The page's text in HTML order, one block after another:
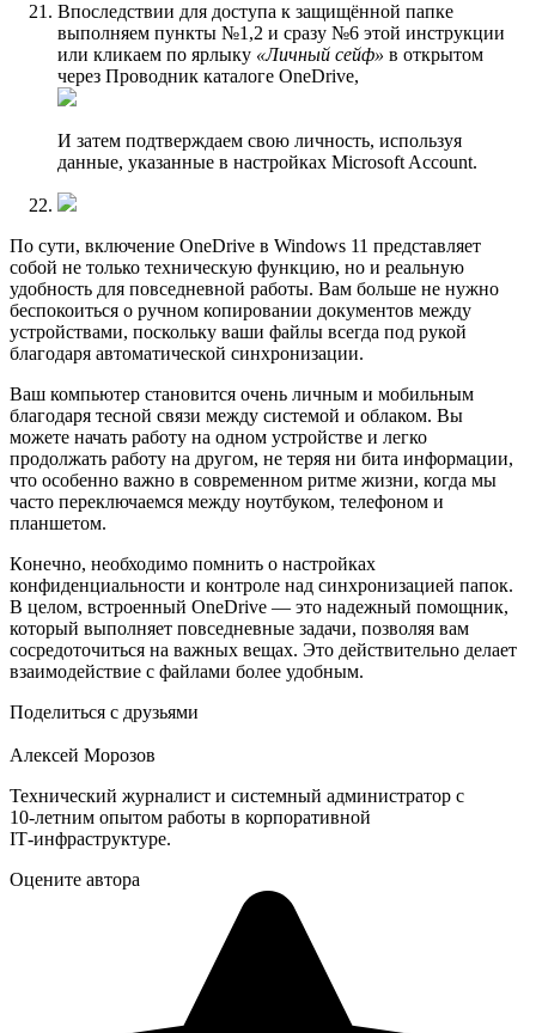
Впоследствии для доступа к защищённой папке
выполняем пункты №1,2 и сразу №6 этой инструкции
или кликаем по ярлыку «Личный сейф» в открытом
через Проводник каталоге OneDrive,
И затем подтверждаем свою личность, используя
данные, указанные в настройках Microsoft Account.
По сути, включение OneDrive в Windows 11 представляет
собой не только техническую функцию, но и реальную
удобность для повседневной работы. Вам больше не нужно
беспокоиться о ручном копировании документов между
устройствами, поскольку ваши файлы всегда под рукой
благодаря автоматической синхронизации.
Ваш компьютер становится очень личным и мобильным
благодаря тесной связи между системой и облаком. Вы
можете начать работу на одном устройстве и легко
продолжать работу на другом, не теряя ни бита информации,
что особенно важно в современном ритме жизни, когда мы
часто переключаемся между ноутбуком, телефоном и
планшетом.
Кoнечно, необходимо помнить о настройках
конфиденциальности и контроле над синхронизацией папок.
В целом, встроенный OneDrive — это надежный помощник,
который выполняет повседневные задачи, позволяя вам
сосредоточиться на важных вещах. Это действительно делает
взаимодействие с файлами более удобным.
Поделиться с друзьями
Алексей Морозов
Технический журналист и системный администратор с
10‑летним опытом работы в корпоративной
IT‑инфраструктуре.
Оцените автора